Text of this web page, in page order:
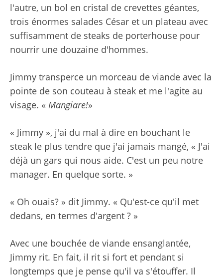
l'autre, un bol en cristal de crevettes géantes,
trois énormes salades César et un plateau avec
suffisamment de steaks de porterhouse pour
nourrir une douzaine d'hommes.
Jimmy transperce un morceau de viande avec la
pointe de son couteau à steak et me l'agite au
visage. « Mangiare!»
« Jimmy », j'ai du mal à dire en bouchant le
steak le plus tendre que j'ai jamais mangé, « J'ai
déjà un gars qui nous aide. C'est un peu notre
manager. En quelque sorte. »
« Oh ouais? » dit Jimmy. « Qu'est-ce qu'il met
dedans, en termes d'argent ? »
Avec une bouchée de viande ensanglantée,
Jimmy rit. En fait, il rit si fort et pendant si
longtemps que je pense qu'il va s'étouffer. Il